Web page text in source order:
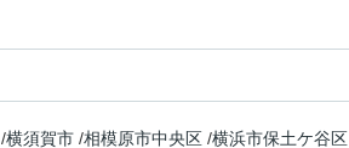
/横須賀市 /相模原市中央区 /横浜市保土ケ谷区